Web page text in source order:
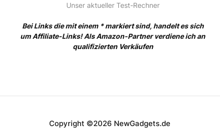
Unser aktueller Test-Rechner
Bei Links die mit einem * markiert sind, handelt es sich
um Affiliate-Links! Als Amazon-Partner verdiene ich an
qualifizierten Verkäufen
Copyright ©2026 NewGadgets.de